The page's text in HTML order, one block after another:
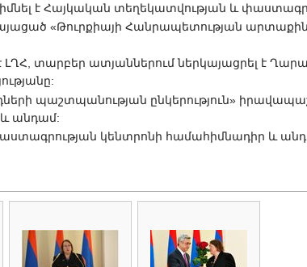
է Հայկական տեղեկատվության և
«Թուրքիայի Հանրապետության
ԼՂՀ, տարբեր ատյաններում ներկայացրել է
պաշտպանության ընկերություն»
անդամ:
կենտրոնի համահիմնադիր և